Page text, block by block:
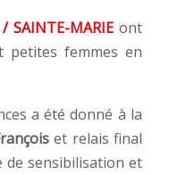
SAINTE-MARIE ont
petites femmes en
a été donné à la
et relais final
de sensibilisation et